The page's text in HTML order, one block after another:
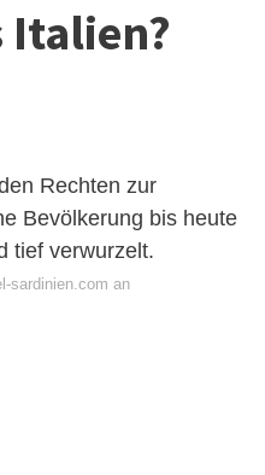
Italien?
Rechten zur
Bevölkerung bis heute
tief verwurzelt.
sardinien.com an